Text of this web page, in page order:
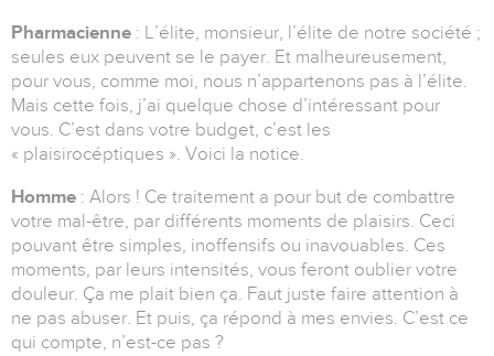
Pharmacienne : L’élite, monsieur, l’élite de notre société ;
seules eux peuvent se le payer. Et malheureusement,
pour vous, comme moi, nous n’appartenons pas à l’élite.
Mais cette fois, j’ai quelque chose d’intéressant pour
vous. C’est dans votre budget, c’est les
« plaisirocéptiques ». Voici la notice.
Homme : Alors ! Ce traitement a pour but de combattre
votre mal-être, par différents moments de plaisirs. Ceci
pouvant être simples, inoffensifs ou inavouables. Ces
moments, par leurs intensités, vous feront oublier votre
douleur. Ça me plait bien ça. Faut juste faire attention à
ne pas abuser. Et puis, ça répond à mes envies. C’est ce
qui compte, n’est-ce pas ?